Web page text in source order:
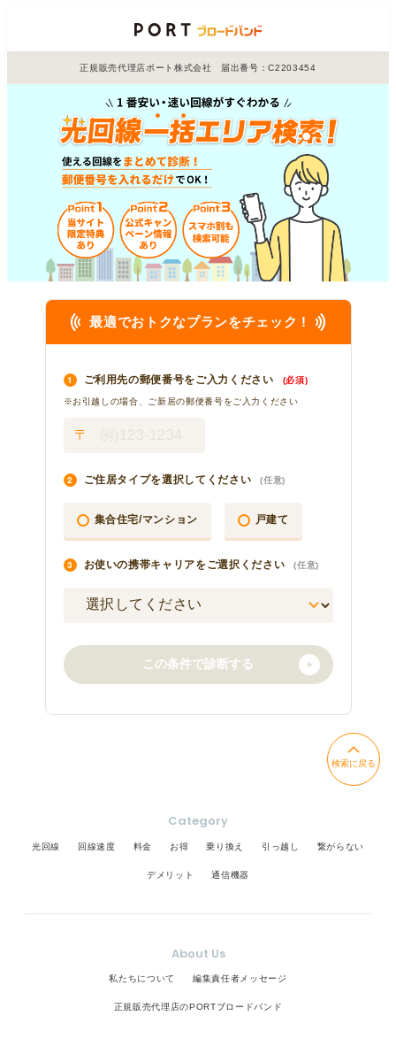
正規販売代理店ポート株式会社 届出番号：C2203454
検索に戻る
Category
光回線 回線速度 料金 お得 乗り換え 引っ越し 繋がらない
デメリット 通信機器
About Us
私たちについて 編集責任者メッセージ
正規販売代理店のPORTブロードバンド